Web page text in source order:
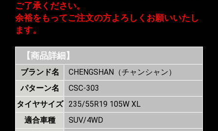
ご了承ください。
余裕をもってご注文の方よろしくお願いいたし
ます。
【商品詳細】
ブランド名
CHENGSHAN（チャンシャン）
パターン名
CSC-303
タイヤサイズ
235/55R19 105W XL
適合車種
SUV/4WD